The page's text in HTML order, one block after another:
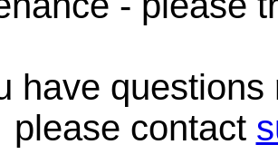
have
please contact